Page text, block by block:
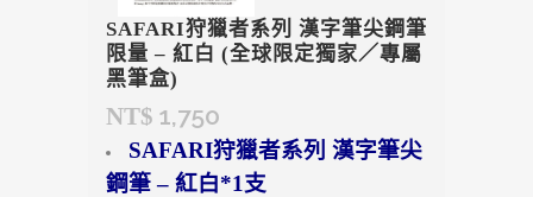
SAFARI狩獵者系列 漢字筆尖鋼筆
限量 – 紅白 (全球限定獨家／專屬
黑筆盒)
NT$ 1,750
SAFARI狩獵者系列 漢字筆尖
鋼筆 – 紅白*1支